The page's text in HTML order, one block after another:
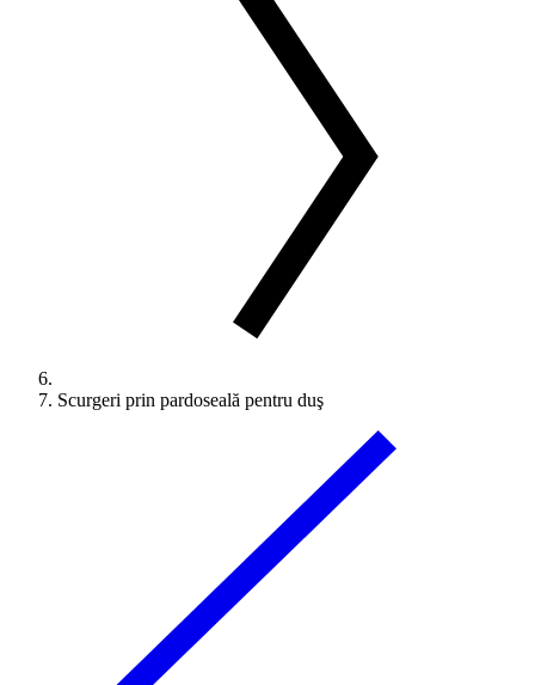
Scurgeri prin pardoseală pentru duş